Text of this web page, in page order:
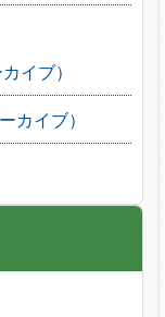
イブ）
カイブ）